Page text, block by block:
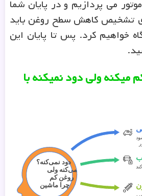
می پردازیم و در پایان شما
تشخیص کاهش سطح روغن باید
خواهیم کرد. پس تا پایان این
میکنه ولی دود نمیکنه با